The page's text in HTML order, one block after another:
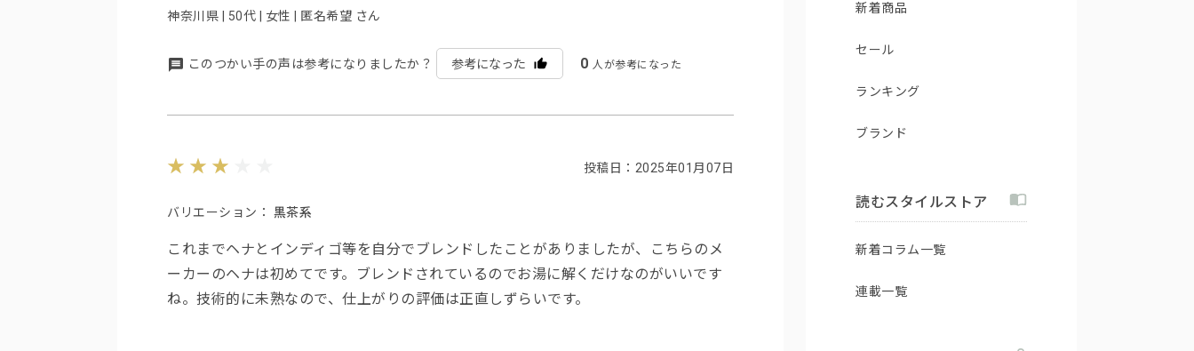
神奈川県 | 50代 | 女性 | 匿名希望 さん
このつかい手の声は参考になりましたか？ 参考になった 0 人が参考になった
投稿日：2025年01月07日
バリエーション： 黒茶系
これまでヘナとインディゴ等を自分でブレンドしたことがありましたが、こちらのメ
ーカーのヘナは初めてです。ブレンドされているのでお湯に解くだけなのがいいです
ね。技術的に未熟なので、仕上がりの評価は正直しずらいです。
新着商品
セール
ランキング
ブランド
読むスタイルストア
新着コラム一覧
連載一覧